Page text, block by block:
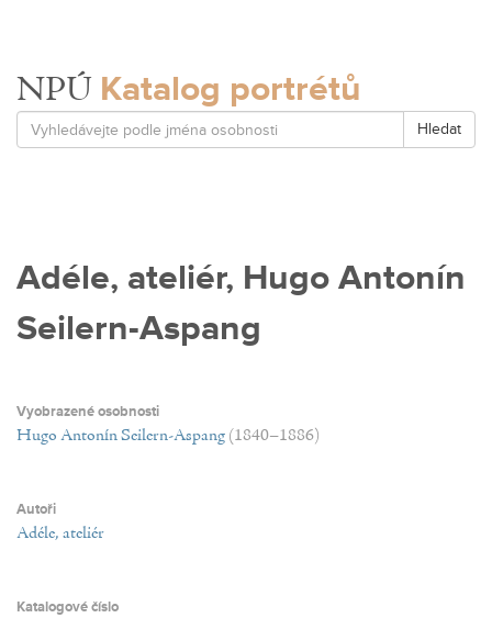
NPÚ Katalog portrétů
Hledat
Adéle, ateliér, Hugo Antonín
Seilern-Aspang
Vyobrazené osobnosti
Hugo Antonín Seilern-Aspang (1840–1886)
Autoři
Adéle, ateliér
Katalogové číslo